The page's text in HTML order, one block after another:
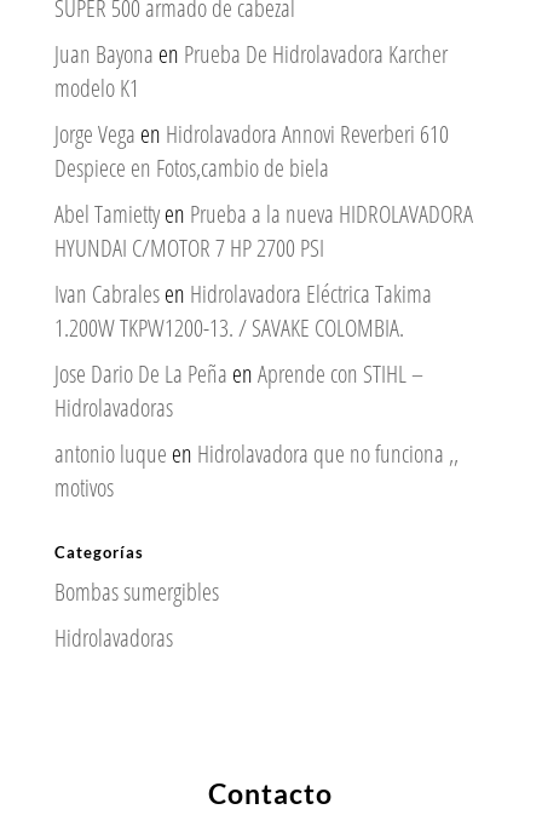
SUPER 500 armado de cabezal
Juan Bayona en Prueba De Hidrolavadora Karcher
modelo K1
Jorge Vega en Hidrolavadora Annovi Reverberi 610
Despiece en Fotos,cambio de biela
Abel Tamiettyen Prueba a la nueva HIDROLAVADORA
HYUNDAI C/MOTOR 7 HP 2700 PSI
Ivan Cabralesen Hidrolavadora Eléctrica Takima
1.200W TKPW1200-13. / SAVAKE COLOMBIA.
Jose Dario De La Peña enAprende con STIHL –
Hidrolavadoras
antonio luque en Hidrolavadora que no funciona ,,
motivos
Categorías
Bombas sumergibles
Hidrolavadoras
Contacto